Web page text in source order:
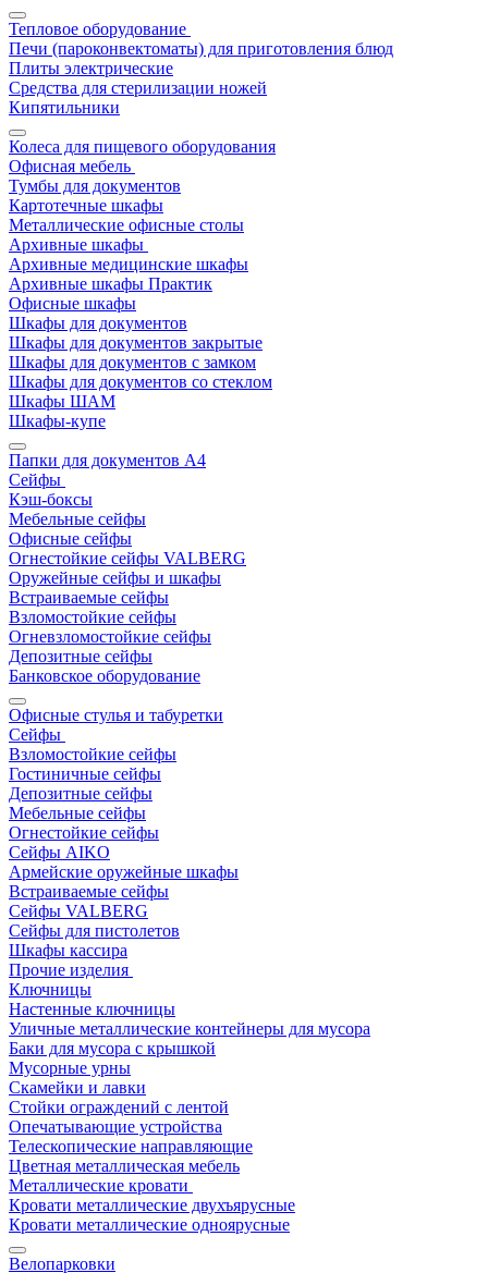
Тепловое оборудование
Печи (пароконвектоматы) для приготовления блюд
Плиты электрические
Средства для стерилизации ножей
Кипятильники
Колеса для пищевого оборудования
Офисная мебель
Тумбы для документов
Картотечные шкафы
Металлические офисные столы
Архивные шкафы
Архивные медицинские шкафы
Архивные шкафы Практик
Офисные шкафы
Шкафы для документов
Шкафы для документов закрытые
Шкафы для документов с замком
Шкафы для документов со стеклом
Шкафы ШАМ
Шкафы-купе
Папки для документов A4
Сейфы
Кэш-боксы
Мебельные сейфы
Офисные сейфы
Огнестойкие сейфы VALBERG
Оружейные сейфы и шкафы
Встраиваемые сейфы
Взломостойкие сейфы
Огневзломостойкие сейфы
Депозитные сейфы
Банковское оборудование
Офисные стулья и табуретки
Сейфы
Взломостойкие сейфы
Гостиничные сейфы
Депозитные сейфы
Мебельные сейфы
Огнестойкие сейфы
Сейфы AIKO
Армейские оружейные шкафы
Встраиваемые сейфы
Сейфы VALBERG
Сейфы для пистолетов
Шкафы кассира
Прочие изделия
Ключницы
Настенные ключницы
Уличные металлические контейнеры для мусора
Баки для мусора с крышкой
Мусорные урны
Скамейки и лавки
Стойки ограждений с лентой
Опечатывающие устройства
Телескопические направляющие
Цветная металлическая мебель
Металлические кровати
Кровати металлические двухъярусные
Кровати металлические одноярусные
Велопарковки